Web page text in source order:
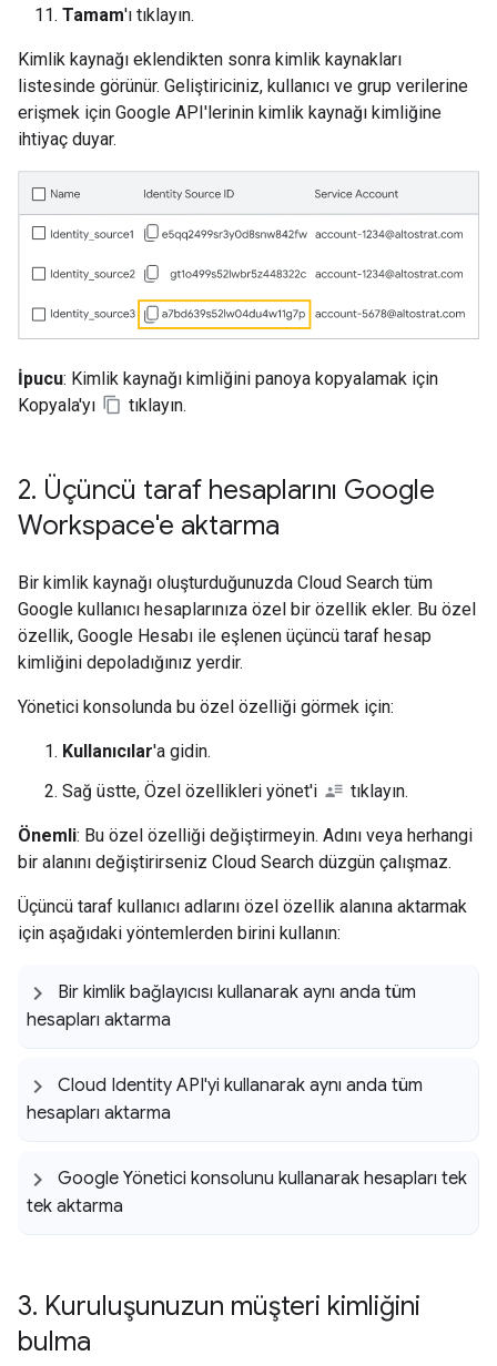
Tamam'ı tıklayın.
Kimlik kaynağı eklendikten sonra kimlik kaynakları
listesinde görünür. Geliştiriciniz, kullanıcı ve grup verilerine
erişmek için Google API'lerinin kimlik kaynağı kimliğine
ihtiyaç duyar.
İpucu: Kimlik kaynağı kimliğini panoya kopyalamak için
Kopyala'yı
tıklayın.
2. Üçüncü taraf hesaplarını Google
Workspace'e aktarma
Bir kimlik kaynağı oluşturduğunuzda Cloud Search tüm
Google kullanıcı hesaplarınıza özel bir özellik ekler. Bu özel
özellik, Google Hesabı ile eşlenen üçüncü taraf hesap
kimliğini depoladığınız yerdir.
Yönetici konsolunda bu özel özelliği görmek için:
Kullanıcılar'a gidin.
Sağ üstte, Özel özellikleri yönet'i
tıklayın.
Önemli: Bu özel özelliği değiştirmeyin. Adını veya herhangi
bir alanını değiştirirseniz Cloud Search düzgün çalışmaz.
Üçüncü taraf kullanıcı adlarını özel özellik alanına aktarmak
için aşağıdaki yöntemlerden birini kullanın:
Bir kimlik bağlayıcısı kullanarak aynı anda tüm
hesapları aktarma
Cloud Identity API'yi kullanarak aynı anda tüm
hesapları aktarma
Google Yönetici konsolunu kullanarak hesapları tek
tek aktarma
3. Kuruluşunuzun müşteri kimliğini
bulma